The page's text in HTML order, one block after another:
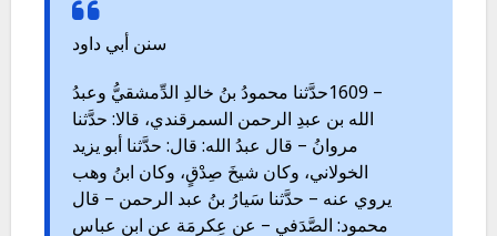
سنن أبي داود
1609 –حدَّثنا محمودُ بنُ خالدِ الدِّمشقيُّ وعبدُ
الله بن عبدِ الرحمن السمرقندي، قالا: حدَّثنا
مروانُ – قال عبدُ الله: قال: حدَّثنا أبو يزيد
الخولاني، وكان شيخَ صِدْقٍ، وكان ابنُ وهب
يروي عنه – حدَّثنا سَيارُ بنُ عبد الرحمن – قال
محمود: الصَّدَفي – عن عِكرمَة عن ابن عباسٍ